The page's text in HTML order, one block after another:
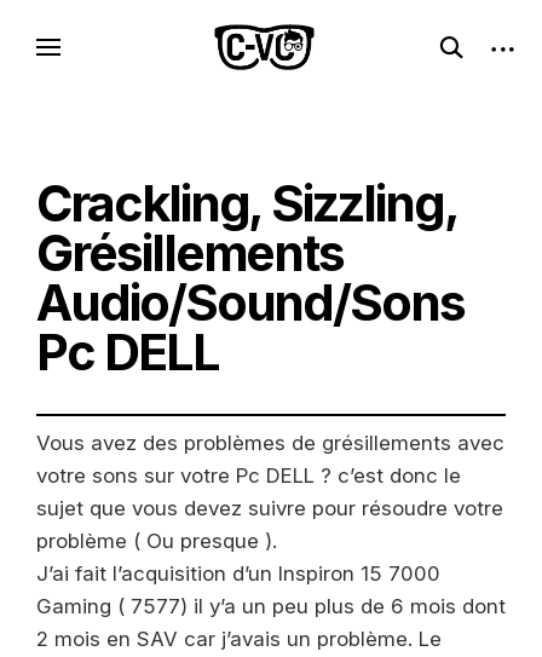
C-VC – Internet Libre, Logiciels & Culture
Geek
Logiciels libres, esprit geek
open
search
open
Crackling, Sizzling,
Grésillements
Audio/Sound/Sons
Pc DELL
Vous avez des problèmes de grésillements avec
votre sons sur votre Pc DELL ? c’est donc le
sujet que vous devez suivre pour résoudre votre
problème ( Ou presque ).
J’ai fait l’acquisition d’un Inspiron 15 7000
Gaming ( 7577) il y’a un peu plus de 6 mois dont
2 mois en SAV car j’avais un problème. Le